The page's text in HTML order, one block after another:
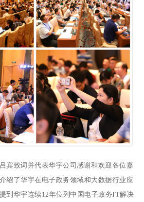
宾致词并代表华宇公司感谢和欢迎各位嘉
绍了华宇在电子政务领域和大数据行业应
到华宇连续12年位列中国电子政务IT解决